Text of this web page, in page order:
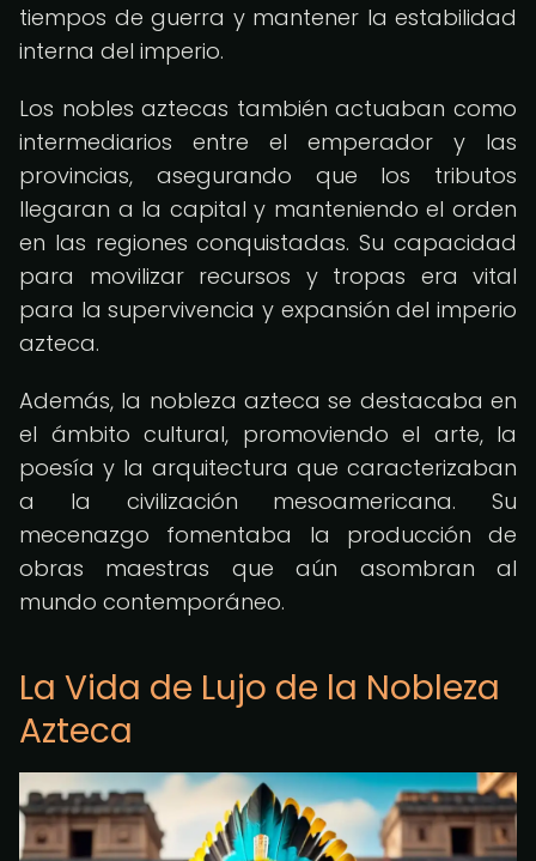
tiempos de guerra y mantener la estabilidad
interna del imperio.
Los nobles aztecas también actuaban como
intermediarios entre el emperador y las
provincias, asegurando que los tributos
llegaran a la capital y manteniendo el orden
en las regiones conquistadas. Su capacidad
para movilizar recursos y tropas era vital
para la supervivencia y expansión del imperio
azteca.
Además, la nobleza azteca se destacaba en
el ámbito cultural, promoviendo el arte, la
poesía y la arquitectura que caracterizaban
a la civilización mesoamericana. Su
mecenazgo fomentaba la producción de
obras maestras que aún asombran al
mundo contemporáneo.
La Vida de Lujo de la Nobleza
Azteca